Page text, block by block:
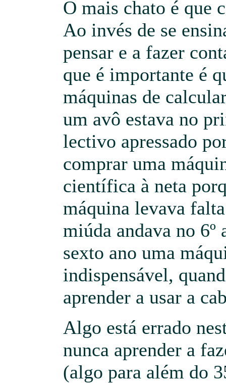
O mais chato é que
Ao invés de se
pensar e a fazer
que é importante é
máquinas de
um avô estava no
lectivo apressado
comprar uma
científica à neta
máquina levava
miúda andava no 6º
sexto ano uma
indispensável,
aprender a usar a
Algo está errado
nunca aprender a
(algo para além do